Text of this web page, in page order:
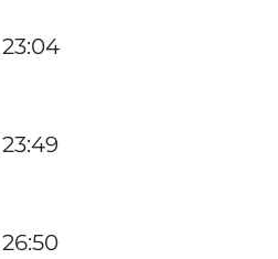
23:04
23:49
26:50